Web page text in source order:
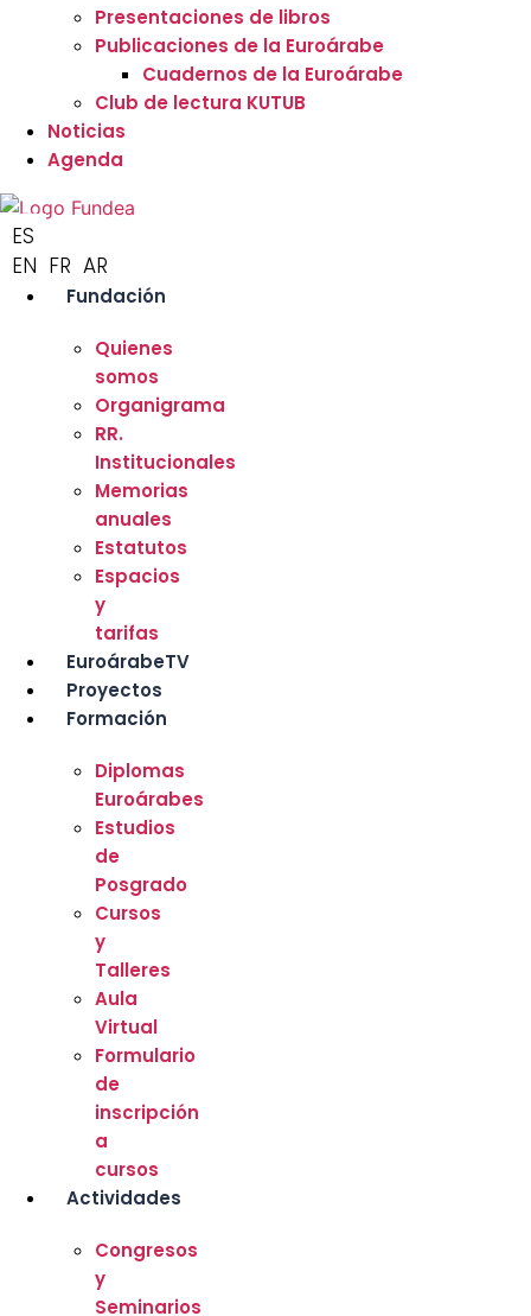
Presentaciones de libros
Publicaciones de la Euroárabe
Cuadernos de la Euroárabe
Club de lectura KUTUB
Noticias
Agenda
ES
EN FR AR
Fundación
Quienes
somos
Organigrama
RR.
Institucionales
Memorias
anuales
Estatutos
Espacios
y
tarifas
EuroárabeTV
Proyectos
Formación
Diplomas
Euroárabes
Estudios
de
Posgrado
Cursos
y
Talleres
Aula
Virtual
Formulario
de
inscripción
a
cursos
Actividades
Congresos
y
Seminarios